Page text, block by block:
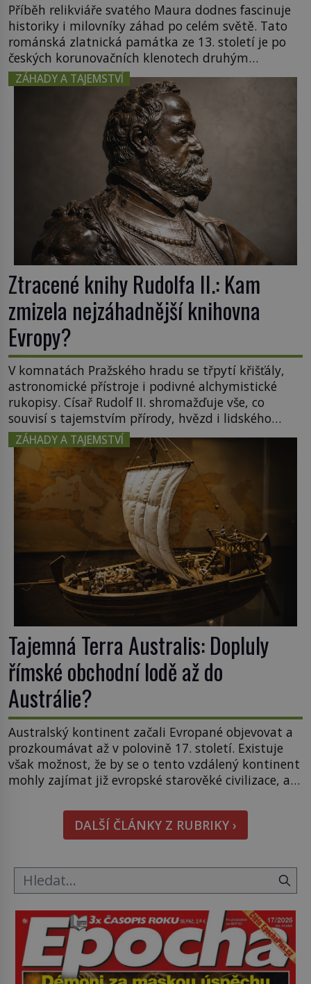
Příběh relikviáře svatého Maura dodnes fascinuje
historiky i milovníky záhad po celém světě. Tato
románská zlatnická památka ze 13. století je po
českých korunovačních klenotech druhým
nejcennějším movitým majetkem v České
republice. Přestože byl klenot v roce 1985 po
dramatickém pátrání kriminalistů úspěšně
nalezen, jeho minulost stále obestírá hustá mlha.
Otázky, jak přesně se tato […]
ZÁHADY A TAJEMSTVÍ
Ztracené knihy Rudolfa II.: Kam
zmizela nejzáhadnější knihovna
Evropy?
V komnatách Pražského hradu se třpytí křišťály,
astronomické přístroje i podivné alchymistické
rukopisy. Císař Rudolf II. shromažďuje vše, co
souvisí s tajemstvím přírody, hvězd i lidského
poznání. Jenže po jeho smrti se jeho slavné sbírky
začínají rozpadat a část z nich mizí navždy. Kdo
odnesl nejvzácnější knihy? A existují ještě někde
zapomenuté rukopisy, které nikdo […]
ZÁHADY A TAJEMSTVÍ
Tajemná Terra Australis: Dopluly
římské obchodní lodě až do
Austrálie?
Australský kontinent začali Evropané objevovat a
prozkoumávat až v polovině 17. století. Existuje
však možnost, že by se o tento vzdálený kontinent
mohly zajímat již evropské starověké civilizace, a
zakreslovali do map záhadný kontinent Terra
Australis – Jižní zemi. Proč? Do jisté míry to byl
smysl pro […]
DALŠÍ ČLÁNKY Z RUBRIKY ›